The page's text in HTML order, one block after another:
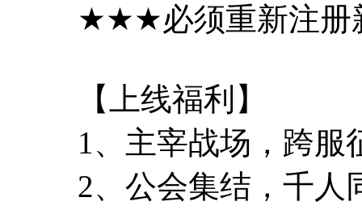
★★★必须重新注
【上线福利】
1、主宰战场，跨服
2、公会集结，千人